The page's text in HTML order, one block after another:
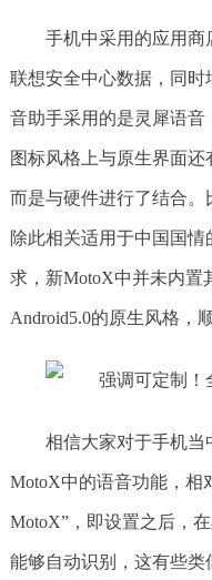
手机中采用的应用商
联想安全中心数据，同
音助手采用的是灵犀语音
图标风格上与原生界面还
而是与硬件进行了结合。
除此相关适用于中国国
求，新MotoX中并未内置
Android5.0的原生风格，
相信大家对于手机当
MotoX中的语音功能，相
MotoX”，即设置之后，
能够自动识别，这有些类